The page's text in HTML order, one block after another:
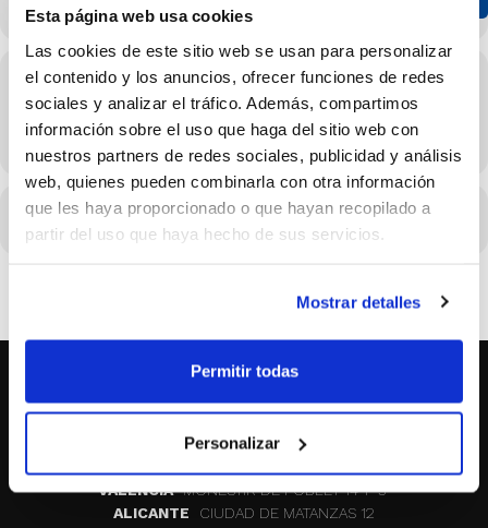
Esta página web usa cookies
Las cookies de este sitio web se usan para personalizar
el contenido y los anuncios, ofrecer funciones de redes
sociales y analizar el tráfico. Además, compartimos
información sobre el uso que haga del sitio web con
nuestros partners de redes sociales, publicidad y análisis
web, quienes pueden combinarla con otra información
que les haya proporcionado o que hayan recopilado a
partir del uso que haya hecho de sus servicios.
Mostrar detalles
Permitir todas
Personalizar
Hora
26/10/2026 Consulta el horario en los detalles del evento
CALENDARIO CALENDARIO GOOGLE
SOBRE NOSOTROS
VALENCIA MONESTIR DE POBLET 14 1ª 3º
ALICANTE
CIUDAD DE MATANZAS 12